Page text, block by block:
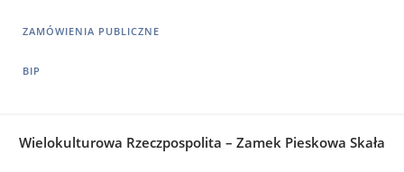
ZAMÓWIENIA PUBLICZNE
BIP
Wielokulturowa Rzeczpospolita – Zamek Pieskowa Skała